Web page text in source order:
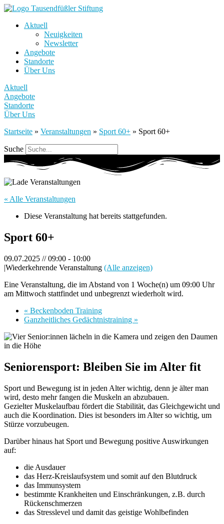
Aktuell
Neuigkeiten
Newsletter
Angebote
Standorte
Über Uns
Aktuell
Angebote
Standorte
Über Uns
Startseite » Veranstaltungen » Sport 60+ » Sport 60+
Suche
« Alle Veranstaltungen
Diese Veranstaltung hat bereits stattgefunden.
Sport 60+
09.07.2025 // 09:00 - 10:00
|Wiederkehrende Veranstaltung (Alle anzeigen)
Eine Veranstaltung, die im Abstand von 1 Woche(n) um 09:00 Uhr
am Mittwoch stattfindet und unbegrenzt wiederholt wird.
« Beckenboden Training
Ganzheitliches Gedächtnistraining »
Seniorensport: Bleiben Sie im Alter fit
Sport und Bewegung ist in jeden Alter wichtig, denn je älter man
wird, desto mehr fangen die Muskeln an abzubauen.
Gezielter Muskelaufbau fördert die Stabilität, das Gleichgewicht und
auch die Koordination. Dies ist besonders im Alter so wichtig, um
Stürze vorzubeugen.
Darüber hinaus hat Sport und Bewegung positive Auswirkungen
auf:
die Ausdauer
das Herz-Kreislaufsystem und somit auf den Blutdruck
das Immunsystem
bestimmte Krankheiten und Einschränkungen, z.B. durch
Rückenschmerzen
das Stresslevel und damit das geistige Wohlbefinden